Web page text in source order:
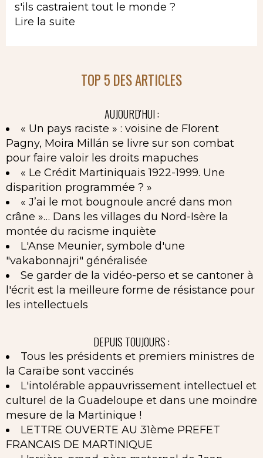
s'ils castraient tout le monde ?
Lire la suite
TOP 5 DES ARTICLES
AUJOURD'HUI :
« Un pays raciste » : voisine de Florent
Pagny, Moira Millán se livre sur son combat
pour faire valoir les droits mapuches
« Le Crédit Martiniquais 1922-1999. Une
disparition programmée ? »
« J’ai le mot bougnoule ancré dans mon
crâne »… Dans les villages du Nord-Isère la
montée du racisme inquiète
L'Anse Meunier, symbole d'une
"vakabonnajri" généralisée
Se garder de la vidéo-perso et se cantoner à
l'écrit est la meilleure forme de résistance pour
les intellectuels
DEPUIS TOUJOURS :
Tous les présidents et premiers ministres de
la Caraïbe sont vaccinés
L'intolérable appauvrissement intellectuel et
culturel de la Guadeloupe et dans une moindre
mesure de la Martinique !
LETTRE OUVERTE AU 31ème PREFET
FRANCAIS DE MARTINIQUE